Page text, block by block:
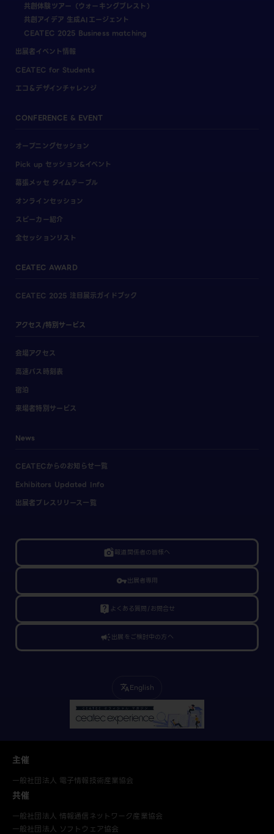
共創体験ツアー（ウォーキングブレスト）
共創アイデア 生成AIエージェント
CEATEC 2025 Business matching
出展者イベント情報
CEATEC for Students
エコ＆デザインチャレンジ
CONFERENCE & EVENT
オープニングセッション
Pick up セッション&イベント
幕張メッセ タイムテーブル
オンラインセッション
スピーカー紹介
全セッションリスト
CEATEC AWARD
CEATEC 2025 注目展示ガイドブック
アクセス/特別サービス
会場アクセス
高速バス時刻表
宿泊
来場者特別サービス
News
CEATECからのお知らせ一覧
Exhibitors Updated Info
出展者プレスリリース一覧
linked_camera報道関係者の皆様へ
vpn_key出展者専用
live_help よくある質問/お問合せ
campaign出展をご検討中の方へ
translateEnglish
主催
一般社団法人 電子情報技術産業協会
共催
一般社団法人 情報通信ネットワーク産業協会
一般社団法人 ソフトウェア協会